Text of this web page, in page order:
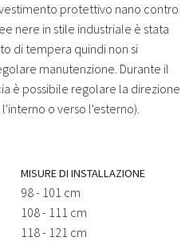
protettivo nano contro
nere in stile industriale è stata
di tempera quindi non si
manutenzione. Durante il
è possibile regolare la direzione
o verso l'esterno).
MISURE DI INSTALLAZIONE
98 - 101 cm
108 - 111 cm
118 - 121 cm